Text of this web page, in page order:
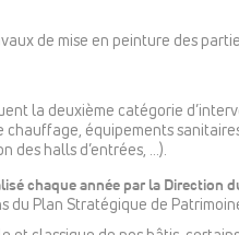
de mise en peinture des
la deuxième catégorie
équipements
des halls d’entrées, …).
chaque année par la Direction
du Plan Stratégique de